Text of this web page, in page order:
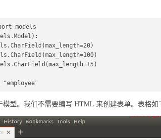
models
= "employee"
型。我们不需要编写 HTML 来创建表单。表格如